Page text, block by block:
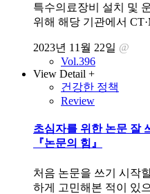
특수의료장비 설치 및
위해 해당 기관에서
2023년 11월 22일 @
Vol.396
View Detail +
건강한 정책
Review
초심자를 위한 논문 잘
『논문의 힘』
처음 논문을 쓰기 시작
하게 고민해본 적이 있